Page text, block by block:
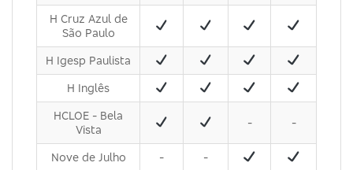
H Cruz Azul de
São Paulo
H Igesp Paulista
H Inglês
HCLOE - Bela
Vista
- -
Nove de Julho - -